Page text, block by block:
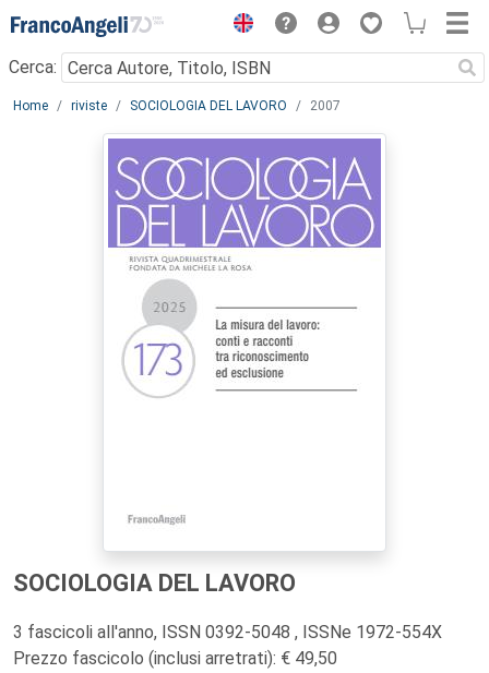
Menu
Cerca:
Main content
Home riviste SOCIOLOGIA DEL LAVORO 2007
SOCIOLOGIA DEL LAVORO
3 fascicoli all'anno, ISSN 0392-5048 , ISSNe 1972-554X
Prezzo fascicolo (inclusi arretrati): € 49,50